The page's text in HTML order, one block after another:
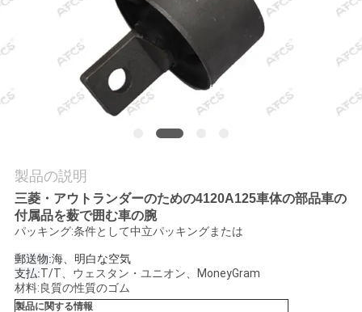
品
質
理
お
問
い
合
わ
製品の説明
三菱・アウトランダーのための4120A125車体の部品車の
付属品を薮で囲む車の腕
パッキング:条件として中立パッキングまたは
郵送物:海、明白な空気
支払:T/T、ウェスタン・ユニオン、MoneyGram
材料:良質の性質のゴム
製品に関する情報